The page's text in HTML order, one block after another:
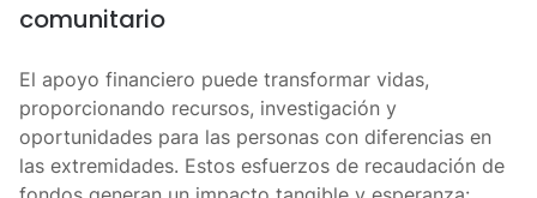
comunitario
El apoyo financiero puede transformar vidas,
proporcionando recursos, investigación y
oportunidades para las personas con diferencias en
las extremidades. Estos esfuerzos de recaudación de